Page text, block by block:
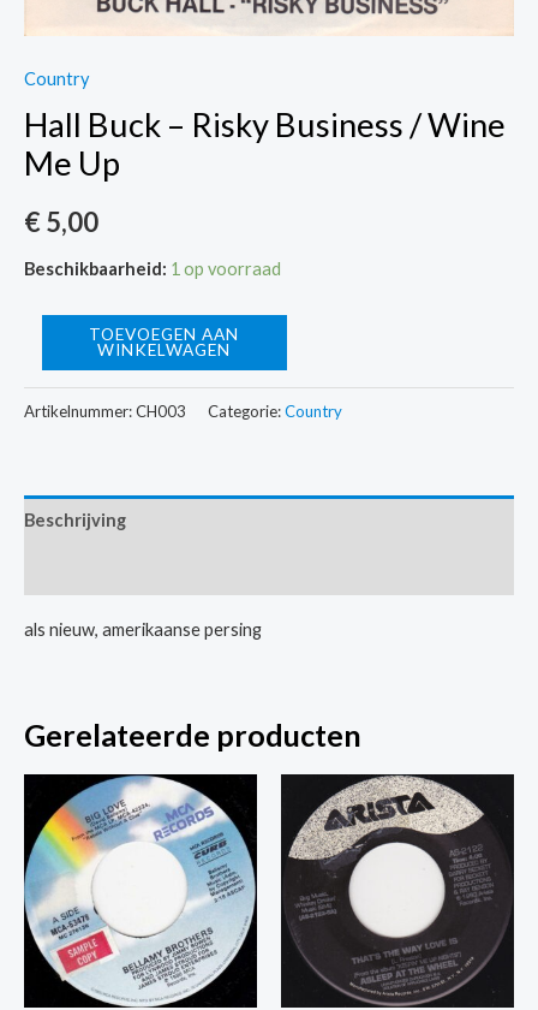
Country
Hall Buck – Risky Business / Wine
Me Up
€5,00
Beschikbaarheid: 1 op voorraad
-
/
Wine
aantal
TOEVOEGEN AAN
WINKELWAGEN
Artikelnummer:CH003 Categorie:Country
Beschrijving
als nieuw, amerikaanse persing
Gerelateerde producten